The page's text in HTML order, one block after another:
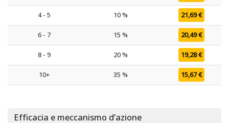
4 - 5 10 % 21,69€
6 - 7 15 % 20,49€
8 - 9 20 % 19,28€
10+ 35 % 15,67€
Efficacia e meccanismo d’azione